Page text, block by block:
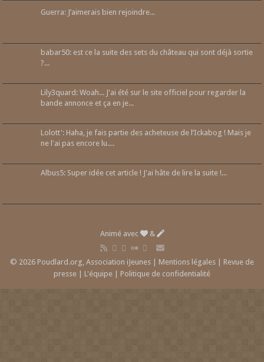
Guerra: J’aimerais bien rejoindre...
babar50: est ce la suite des sets du château qui sont déjà sortie
?...
Lily3quard: Woah... J'ai été sur le site officiel pour regarder la
bande annonce et ça en je...
Lolott': Haha, je fais partie des acheteuse de l’Ickabog ! Mais je
ne l'ai pas encore lu....
Albus5: Super idée cet article ! J'ai hâte de lire la suite !...
Animé avec &
© 2026 Poudlard.org, Association iJeunes | Mentions légales | Revue de
presse | L'équipe | Politique de confidentialité